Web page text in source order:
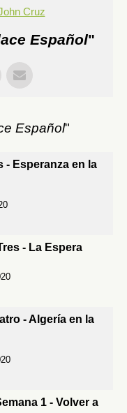
Cruz
Español"
Español"
- Esperanza en la
- La Espera
- Algería en la
1 - Volver a